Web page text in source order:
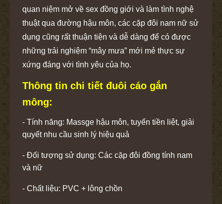
quan niệm mở về sex đồng giới và làm tình nghệ
thuật qua đường hậu môn, các cặp đôi nam nữ sử
dụng cũng rất thuận tiện và dễ dàng để có được
những trải nghiệm “mây mưa” mới mẻ thực sự
xứng đáng với tình yêu của họ.
Thông tin chi tiết đuôi cáo gắn
mông:
- Tính năng: Massge hậu môn, tuyến tiền liệt, giải
quyết nhu cầu sinh lý hiệu quả
- Đối tượng sử dụng: Các cặp đôi đồng tính nam
và nữ
- Chất liệu: PVC + lông chồn